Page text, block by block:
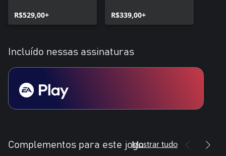
R$529,00+
R$339,00+
Incluído nessas assinaturas
Complementos para este jogoMostrar tudo